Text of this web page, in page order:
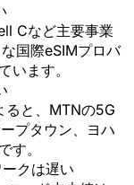
Cなど主要事業
国際eSIMプロバ
います。
ると、MTNの5G
プタウン、ヨハ
す。
クは遅い